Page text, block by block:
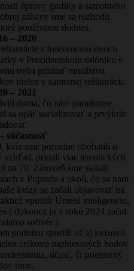
úpravy grafiky a samotného
zábavy sme sa rozhodli
používame dodnes.
– 2020
s frekvenciou dvoch
v Prezidentskom salóniku s
treba prirátať množstvo
nielen v samotnej reštaurácii.
– 2021
doma, čo nám paradoxne
sa opäť socializovať a prvýkrát
súčasnosť
kvíz sme poriadne obohatili o
pridali viac tématických
na 70. Zároveň sme skúsili
v Poprade a okolí, čo sa nám
kvízy sa začali objavovať na
vpustili Umelú inteligenciu,
( dokonca ju v roku 2024 začal
softvér )
podniku spustili už aj kvízovú
celkovo nazbieraných bodov
účasť, či priemerný
tímu.